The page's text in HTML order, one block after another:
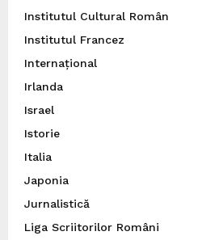
Institutul Cultural Român
Institutul Francez
Internațional
Irlanda
Israel
Istorie
Italia
Japonia
Jurnalistică
Liga Scriitorilor Români